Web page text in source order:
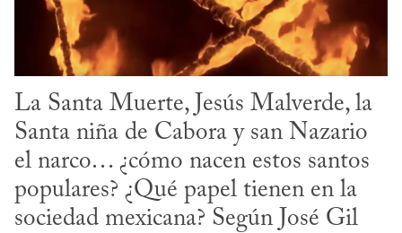
La Santa Muerte, Jesús Malverde, la
Santa niña de Cabora y san Nazario
el narco… ¿cómo nacen estos santos
populares? ¿Qué papel tienen en la
sociedad mexicana? Según José Gil